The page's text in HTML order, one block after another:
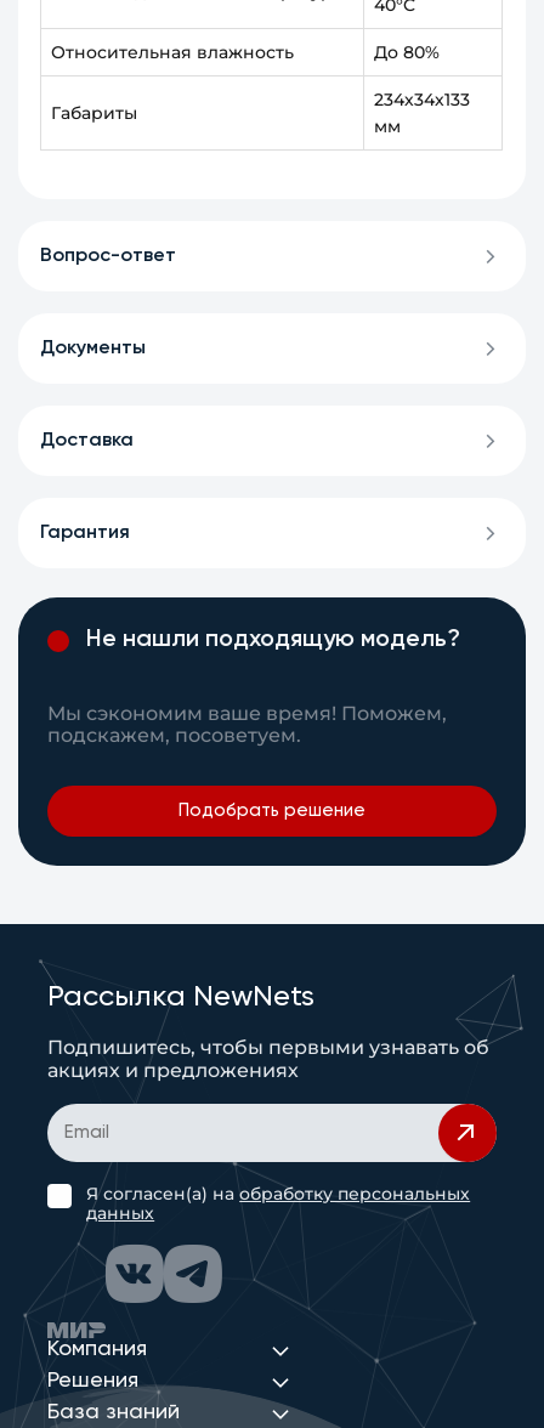
40°C
Относительная влажность До 80%
Габариты
234х34х133
мм
Вопрос-ответ
Документы
Доставка
Гарантия
Не нашли подходящую модель?
Мы сэкономим ваше время! Поможем,
подскажем, посоветуем.
Подобрать решение
Компания
Решения
База знаний
Рассылка NewNets
Подпишитесь, чтобы первыми узнавать об
акциях и предложениях
Я согласен(а) наобработку персональных
данных